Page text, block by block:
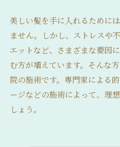
美しい髪を手に入れるために
ません。しかし、ストレスや
エットなど、さまざまな要因
む方が増えています。そんな
院の施術です。専門家による
ージなどの施術によって、理
しょう。